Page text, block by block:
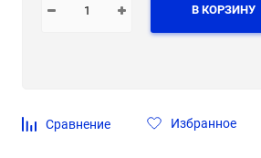
В КОРЗИНУ
Сравнение Избранное